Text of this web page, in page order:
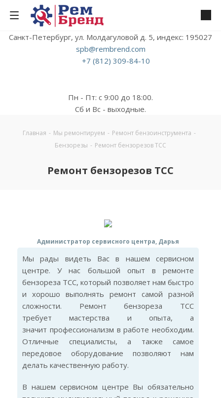
Санкт-Петербург, ул. Молдагуловой д. 5, индекс: 195027
spb@rembrend.com
+7 (812) 309-84-10
Пн - Пт: с 9:00 до 18:00.
Сб и Вс - выходные.
Главная - Мы ремонтируем - Ремонт бензоинструмента -
Бензорезы - Ремонт бензорезов TCC
Ремонт бензорезов TCC
Администратор сервисного центра, Дарья
Мы рады видеть Вас в нашем сервисном
центре. У нас большой опыт в ремонте
бензореза TCC, который позволяет нам быстро
и хорошо выполнять ремонт самой разной
сложности. Ремонт бензореза TCC
требует мастерства и опыта, а
значит профессионализм в работе необходим.
Отличные специалисты, а также самое
передовое оборудование позволяют нам
делать качественную работу.
В нашем сервисном центре Вы обязательно